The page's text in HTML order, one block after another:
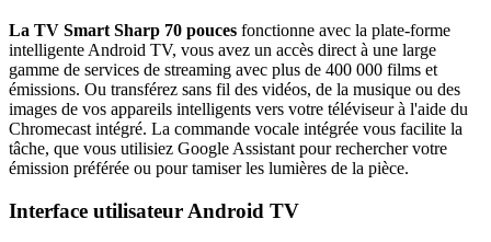
La TV Smart Sharp 70 pouces fonctionne avec la plate-forme
intelligente Android TV, vous avez un accès direct à une large
gamme de services de streaming avec plus de 400 000 films et
émissions. Ou transférez sans fil des vidéos, de la musique ou des
images de vos appareils intelligents vers votre téléviseur à l'aide du
Chromecast intégré. La commande vocale intégrée vous facilite la
tâche, que vous utilisiez Google Assistant pour rechercher votre
émission préférée ou pour tamiser les lumières de la pièce.
Interface utilisateur Android TV